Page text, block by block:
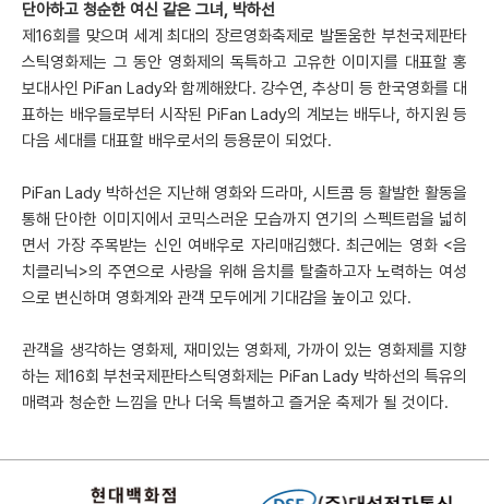
단아하고 청순한 여신 같은 그녀, 박하선
제16회를 맞으며 세계 최대의 장르영화축제로 발돋움한 부천국제판타
스틱영화제는 그 동안 영화제의 독특하고 고유한 이미지를 대표할 홍
보대사인 PiFan Lady와 함께해왔다. 강수연, 추상미 등 한국영화를 대
표하는 배우들로부터 시작된 PiFan Lady의 계보는 배두나, 하지원 등
다음 세대를 대표할 배우로서의 등용문이 되었다.
PiFan Lady 박하선은 지난해 영화와 드라마, 시트콤 등 활발한 활동을
통해 단아한 이미지에서 코믹스러운 모습까지 연기의 스펙트럼을 넓히
면서 가장 주목받는 신인 여배우로 자리매김했다. 최근에는 영화 <음
치클리닉>의 주연으로 사랑을 위해 음치를 탈출하고자 노력하는 여성
으로 변신하며 영화계와 관객 모두에게 기대감을 높이고 있다.
관객을 생각하는 영화제, 재미있는 영화제, 가까이 있는 영화제를 지향
하는 제16회 부천국제판타스틱영화제는 PiFan Lady 박하선의 특유의
매력과 청순한 느낌을 만나 더욱 특별하고 즐거운 축제가 될 것이다.